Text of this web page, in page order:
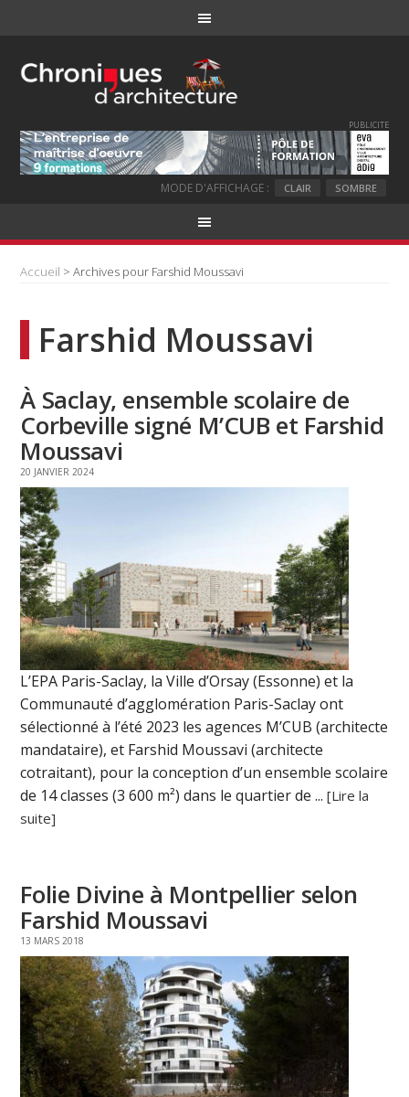
PUBLICITE
MODE D'AFFICHAGE : CLAIR SOMBRE
Accueil > Archives pour Farshid Moussavi
Farshid Moussavi
À Saclay, ensemble scolaire de
Corbeville signé M’CUB et Farshid
Moussavi
20 JANVIER 2024
L’EPA Paris-Saclay, la Ville d’Orsay (Essonne) et la
Communauté d’agglomération Paris-Saclay ont
sélectionné à l’été 2023 les agences M’CUB (architecte
mandataire), et Farshid Moussavi (architecte
cotraitant), pour la conception d’un ensemble scolaire
de 14 classes (3 600 m²) dans le quartier de ...[Lire la
suite]
Folie Divine à Montpellier selon
Farshid Moussavi
13 MARS 2018